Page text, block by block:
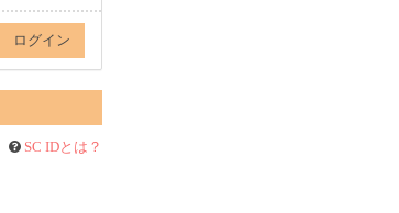
SC IDとは？